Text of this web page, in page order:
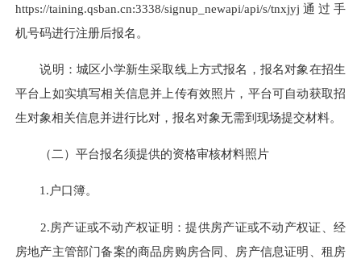
https://taining.qsban.cn:3338/signup_newapi/api/s/tnxjyj通过手
机号码进行注册后报名。
说明：城区小学新生采取线上方式报名，报名对象在招生
平台上如实填写相关信息并上传有效照片，平台可自动获取招
生对象相关信息并进行比对，报名对象无需到现场提交材料。
（二）平台报名须提供的资格审核材料照片
1.户口簿。
2.房产证或不动产权证明：提供房产证或不动产权证、经
房地产主管部门备案的商品房购房合同、房产信息证明、租房